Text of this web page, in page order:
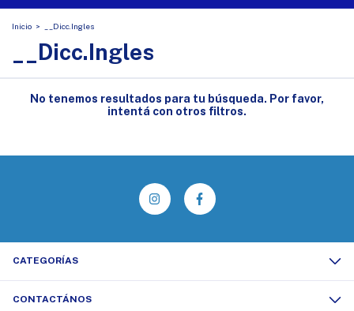
Inicio > __Dicc.Ingles
__Dicc.Ingles
No tenemos resultados para tu búsqueda. Por favor,
intentá con otros filtros.
CATEGORÍAS
CONTACTÁNOS